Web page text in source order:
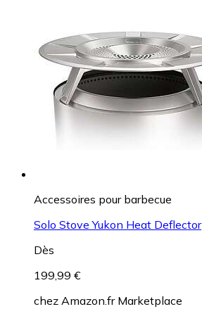
Accessoires pour barbecue
Solo Stove Yukon Heat Deflector
Dès
199,99 €
chez Amazon.fr Marketplace